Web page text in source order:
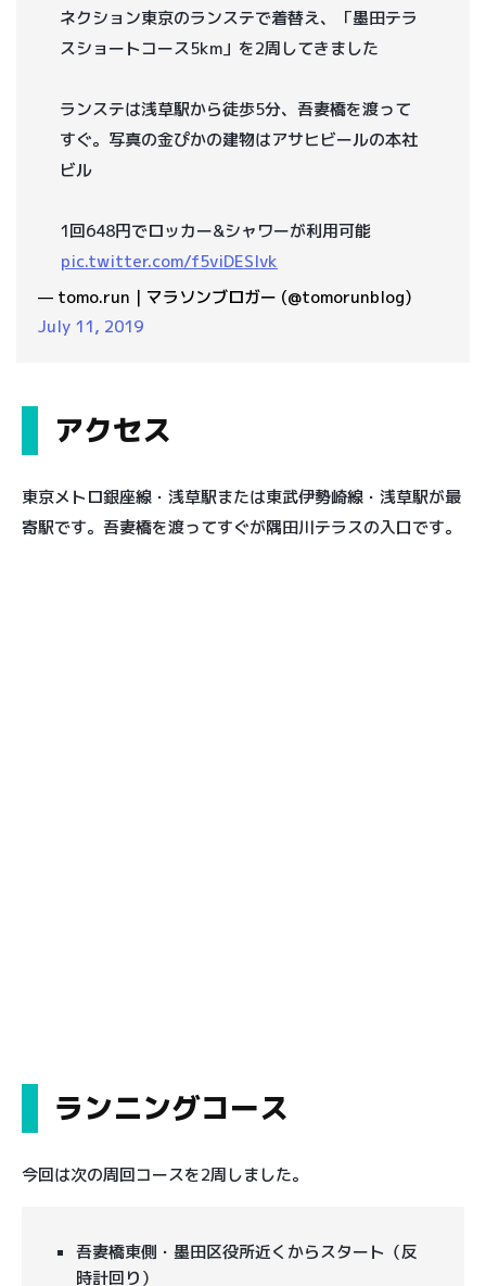
ネクション東京のランステで着替え、「墨田テラ
スショートコース5km」を2周してきました
ランステは浅草駅から徒歩5分、吾妻橋を渡って
すぐ。写真の金ぴかの建物はアサヒビールの本社
ビル
1回648円でロッカー&シャワーが利用可能
pic.twitter.com/f5viDESIvk
— tomo.run｜マラソンブロガー (@tomorunblog)
July 11, 2019
アクセス
東京メトロ銀座線・浅草駅または東武伊勢崎線・浅草駅が最
寄駅です。吾妻橋を渡ってすぐが隅田川テラスの入口です。
ランニングコース
今回は次の周回コースを2周しました。
吾妻橋東側・墨田区役所近くからスタート（反
時計回り）